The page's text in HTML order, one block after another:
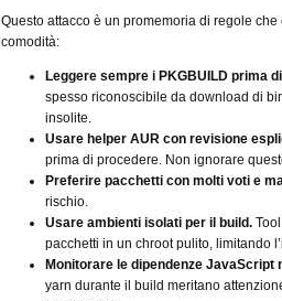
Questo attacco è un promemoria di regole
comodità:
Leggere sempre i PKGBUILD prima
spesso riconoscibile da download di
insolite.
Usare helper AUR con revisione
prima di procedere. Non ignorare
Preferire pacchetti con molti voti e
rischio.
Usare ambienti isolati per il build.
pacchetti in un chroot pulito, limitando
Monitorare le dipendenze JavaScript
yarn durante il build meritano